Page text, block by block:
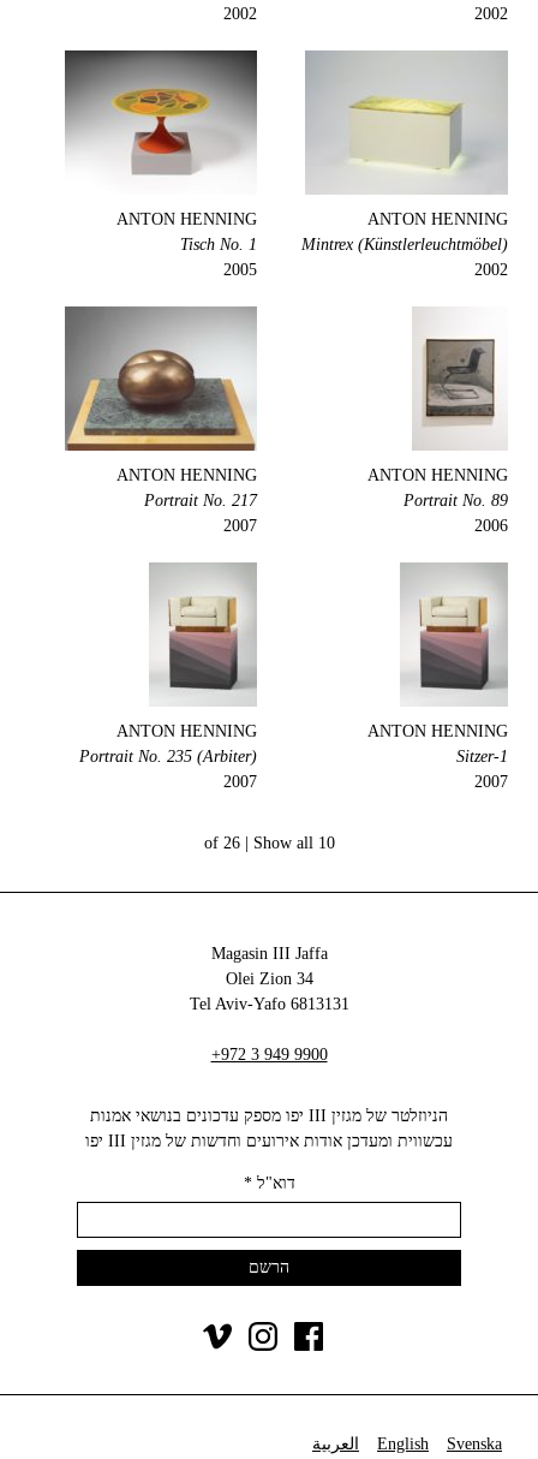
2002
2002
ANTON HENNING
Mintrex (Künstlerleuchtmöbel)
2002
ANTON HENNING
Tisch No. 1
2005
ANTON HENNING
Portrait No. 89
2006
ANTON HENNING
Portrait No. 217
2007
ANTON HENNING
1-Sitzer
2007
ANTON HENNING
Portrait No. 235 (Arbiter)
2007
10 of 26 |
Show all
Magasin III Jaffa
34 Olei Zion
6813131 Tel Aviv-Yafo
+972 3 949 9900
הניוזלטר של מגזין III יפו מספק עדכונים בנושאי אמנות
עכשווית ומעדכן אודות אירועים וחדשות של מגזין III יפו‬
דוא"ל*
Svenska
English العربية